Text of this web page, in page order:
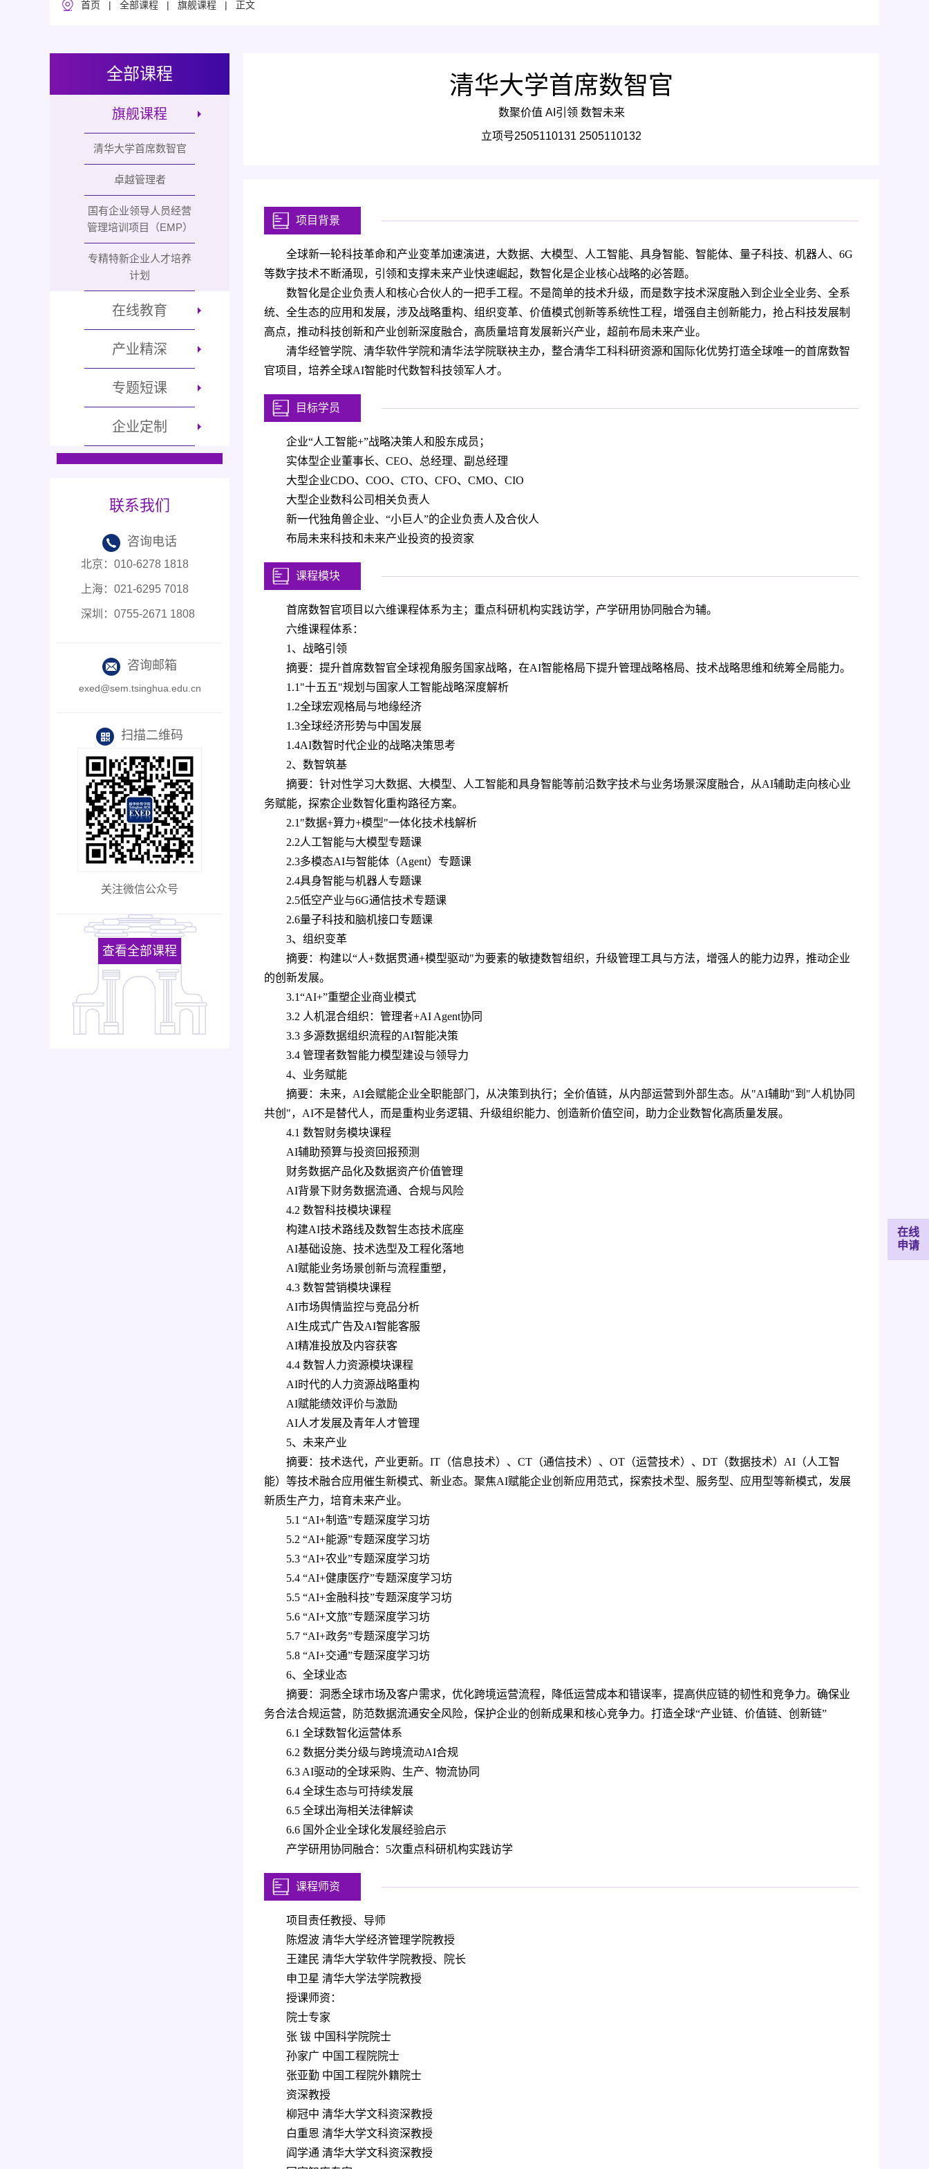
首页 | 全部课程 | 旗舰课程 | 正文
全部课程
旗舰课程
清华大学首席数智官
卓越管理者
国有企业领导人员经营
管理培训项目（EMP）
专精特新企业人才培养
计划
在线教育
产业精深
专题短课
企业定制
联系我们
咨询电话
北京： 010-6278 1818
上海： 021-6295 7018
深圳： 0755-2671 1808
咨询邮箱
exed@sem.tsinghua.edu.cn
扫描二维码
关注微信公众号
查看全部课程
清华大学首席数智官
数聚价值 AI引领 数智未来
立项号2505110131 2505110132
项目背景
全球新一轮科技革命和产业变革加速演进，大数据、大模型、人工智能、具身智能、智能体、量子科技、机器人、6G
等数字技术不断涌现，引领和支撑未来产业快速崛起，数智化是企业核心战略的必答题。
数智化是企业负责人和核心合伙人的一把手工程。不是简单的技术升级，而是数字技术深度融入到企业全业务、全系
统、全生态的应用和发展，涉及战略重构、组织变革、价值模式创新等系统性工程，增强自主创新能力，抢占科技发展制
高点，推动科技创新和产业创新深度融合，高质量培育发展新兴产业，超前布局未来产业。
清华经管学院、清华软件学院和清华法学院联袂主办，整合清华工科科研资源和国际化优势打造全球唯一的首席数智
官项目，培养全球AI智能时代数智科技领军人才。
目标学员
企业“人工智能+”战略决策人和股东成员；
实体型企业董事长、CEO、总经理、副总经理
大型企业CDO、COO、CTO、CFO、CMO、CIO
大型企业数科公司相关负责人
新一代独角兽企业、“小巨人”的企业负责人及合伙人
布局未来科技和未来产业投资的投资家
课程模块
首席数智官项目以六维课程体系为主；重点科研机构实践访学，产学研用协同融合为辅。
六维课程体系：
1、战略引领
摘要：提升首席数智官全球视角服务国家战略，在AI智能格局下提升管理战略格局、技术战略思维和统筹全局能力。
1.1"十五五"规划与国家人工智能战略深度解析
1.2全球宏观格局与地缘经济
1.3全球经济形势与中国发展
1.4AI数智时代企业的战略决策思考
2、数智筑基
摘要：针对性学习大数据、大模型、人工智能和具身智能等前沿数字技术与业务场景深度融合，从AI辅助走向核心业
务赋能，探索企业数智化重构路径方案。
2.1"数据+算力+模型"一体化技术栈解析
2.2人工智能与大模型专题课
2.3多模态AI与智能体（Agent）专题课
2.4具身智能与机器人专题课
2.5低空产业与6G通信技术专题课
2.6量子科技和脑机接口专题课
3、组织变革
摘要：构建以“人+数据贯通+模型驱动"为要素的敏捷数智组织，升级管理工具与方法，增强人的能力边界，推动企业
的创新发展。
3.1“AI+”重塑企业商业模式
3.2 人机混合组织：管理者+AI Agent协同
3.3 多源数据组织流程的AI智能决策
3.4 管理者数智能力模型建设与领导力
4、业务赋能
摘要：未来，AI会赋能企业全职能部门，从决策到执行；全价值链，从内部运营到外部生态。从"AI辅助"到"人机协同
共创"，AI不是替代人，而是重构业务逻辑、升级组织能力、创造新价值空间，助力企业数智化高质量发展。
4.1 数智财务模块课程
AI辅助预算与投资回报预测
财务数据产品化及数据资产价值管理
AI背景下财务数据流通、合规与风险
4.2 数智科技模块课程
构建AI技术路线及数智生态技术底座
AI基础设施、技术选型及工程化落地
AI赋能业务场景创新与流程重塑，
4.3 数智营销模块课程
AI市场舆情监控与竞品分析
AI生成式广告及AI智能客服
AI精准投放及内容获客
4.4 数智人力资源模块课程
AI时代的人力资源战略重构
AI赋能绩效评价与激励
AI人才发展及青年人才管理
5、未来产业
摘要：技术迭代，产业更新。IT（信息技术）、CT（通信技术）、OT（运营技术）、DT（数据技术）AI（人工智
能）等技术融合应用催生新模式、新业态。聚焦AI赋能企业创新应用范式，探索技术型、服务型、应用型等新模式，发展
新质生产力，培育未来产业。
5.1 “AI+制造”专题深度学习坊
5.2 “AI+能源”专题深度学习坊
5.3 “AI+农业”专题深度学习坊
5.4 “AI+健康医疗”专题深度学习坊
5.5 “AI+金融科技”专题深度学习坊
5.6 “AI+文旅”专题深度学习坊
5.7 “AI+政务”专题深度学习坊
5.8 “AI+交通”专题深度学习坊
6、全球业态
摘要：洞悉全球市场及客户需求，优化跨境运营流程，降低运营成本和错误率，提高供应链的韧性和竞争力。确保业
务合法合规运营，防范数据流通安全风险，保护企业的创新成果和核心竞争力。打造全球“产业链、价值链、创新链”
6.1 全球数智化运营体系
6.2 数据分类分级与跨境流动AI合规
6.3 AI驱动的全球采购、生产、物流协同
6.4 全球生态与可持续发展
6.5 全球出海相关法律解读
6.6 国外企业全球化发展经验启示
产学研用协同融合：5次重点科研机构实践访学
课程师资
项目责任教授、导师
陈煜波 清华大学经济管理学院教授
王建民 清华大学软件学院教授、院长
申卫星 清华大学法学院教授
授课师资：
院士专家
张 钹 中国科学院院士
孙家广 中国工程院院士
张亚勤 中国工程院外籍院士
资深教授
柳冠中 清华大学文科资深教授
白重恩 清华大学文科资深教授
阎学通 清华大学文科资深教授